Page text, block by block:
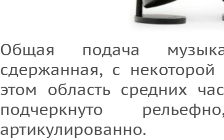
Общая подача
сдержанная, с
этом область средних
подчеркнуто
артикулированно.